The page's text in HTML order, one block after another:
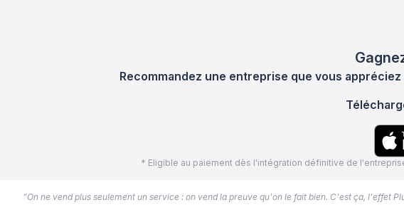
Recommandez une entreprise que vous appréciez
* Eligible au paiement dès l'intégration définitive de
“On ne vend plus seulement un service : on vend la preuve qu'on le fait bien. C'est ça, l'effet